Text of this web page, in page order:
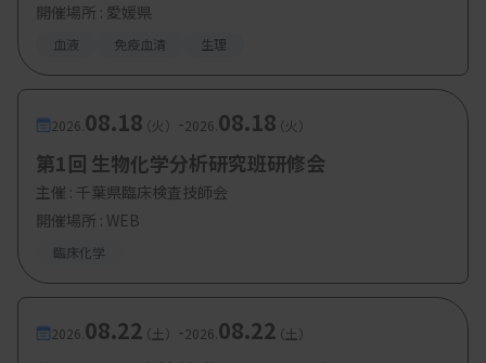
開催場所 : 愛媛県
血液 免疫血清 生理
2026. 08.18（火） -2026. 08.18（火）
第1回 生物化学分析研究班研修会
主催 : 千葉県臨床検査技師会
開催場所 : WEB
臨床化学
2026. 08.22（土） -2026. 08.22（土）